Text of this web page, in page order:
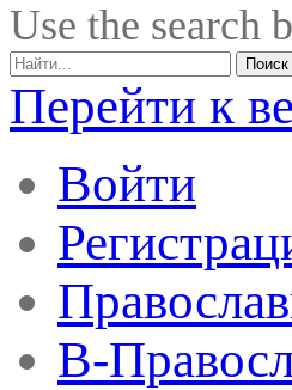
Use the search
Перейти к
Войти
В-